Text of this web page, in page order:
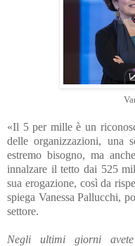
«Il 5 per mille è un
delle organizzazioni, una
estremo bisogno, ma
innalzare il tetto dai 525
sua erogazione, così da
spiega Vanessa Pallucchi,
settore.
Negli ultimi giorni avete